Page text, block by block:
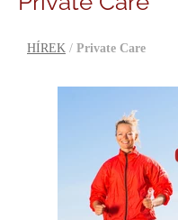
HÍREK / Private Care